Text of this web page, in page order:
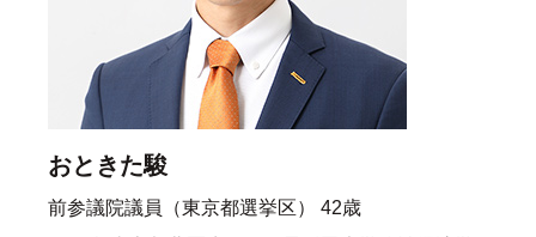
おときた駿
前参議院議員（東京都選挙区） 42歳